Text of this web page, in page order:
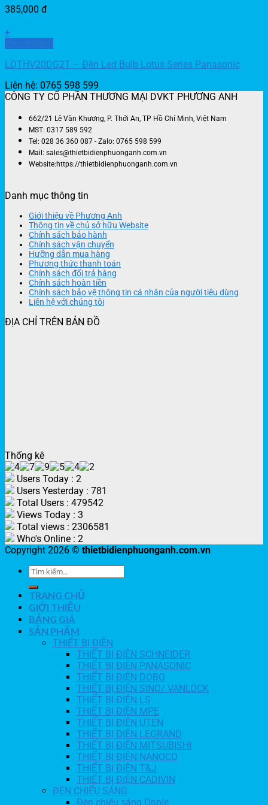
385,000 đ
+
LDTHV20DG2T – Đèn Led Bulb Lotus Series Panasonic
Liên hệ: 0765 598 599
CÔNG TY CỔ PHẦN THƯƠNG MẠI DVKT PHƯƠNG ANH
662/21 Lê Văn Khương, P. Thới An, TP Hồ Chí Minh, Việt Nam
MST: 0317 589 592
Tel: 028 36 360 087 - Zalo: 0765 598 599
Mail: sales@thietbidienphuonganh.com.vn
Website:https://thietbidienphuonganh.com.vn
Danh mục thông tin
Giới thiệu về Phương Anh
Thông tin về chủ sở hữu Website
Chính sách bảo hành
Chính sách vận chuyển
Hưỡng dẫn mua hàng
Phương thức thanh toán
Chính sách đổi trả hàng
Chính sách hoàn tiền
Chính sách bảo vệ thông tin cá nhân của người tiêu dùng
Liên hệ với chúng tôi
ĐỊA CHỈ TRÊN BẢN ĐỒ
Thống kê
Users Today : 2
Users Yesterday : 781
Total Users : 479542
Views Today : 3
Total views : 2306581
Who's Online : 2
Copyright 2026 © thietbidienphuonganh.com.vn
TRANG CHỦ
GIỚI THIỆU
BẢNG GIÁ
SẢN PHẨM
THIẾT BỊ ĐIỆN
THIẾT BỊ ĐIỆN SCHNEIDER
THIẾT BỊ ĐIỆN PANASONIC
THIẾT BỊ ĐIỆN DOBO
THIẾT BỊ ĐIỆN SINO/ VANLOCK
THIẾT BỊ ĐIỆN LS
THIẾT BỊ ĐIỆN MPE
THIẾT BỊ ĐIỆN UTEN
THIẾT BỊ ĐIỆN LEGRAND
THIẾT BỊ ĐIỆN MITSUBISHI
THIẾT BỊ ĐIỆN NANOCO
THIẾT BỊ ĐIỆN T&J
THIẾT BỊ ĐIỆN CADIVIN
ĐÈN CHIẾU SÁNG
Đèn chiếu sáng Opple